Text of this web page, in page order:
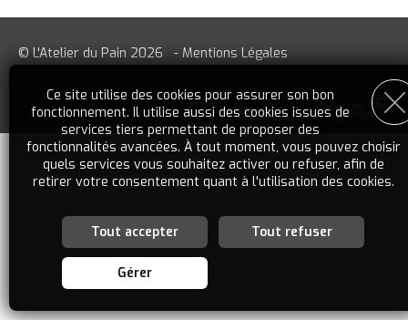
© L'Atelier du Pain 2026 - Mentions Légales
Ce site utilise des cookies pour assurer son bon
fonctionnement. Il utilise aussi des cookies issues de
services tiers permettant de proposer des
fonctionnalités avancées. À tout moment, vous pouvez choisir
quels services vous souhaitez activer ou refuser, afin de
retirer votre consentement quant à l'utilisation des cookies.
Personnalisation des services
Vous êtes libre de choisir quels services vous souhaitez
activer. En autorisant ces services tiers, vous acceptez le
Tout accepter Tout refuser
Gérer